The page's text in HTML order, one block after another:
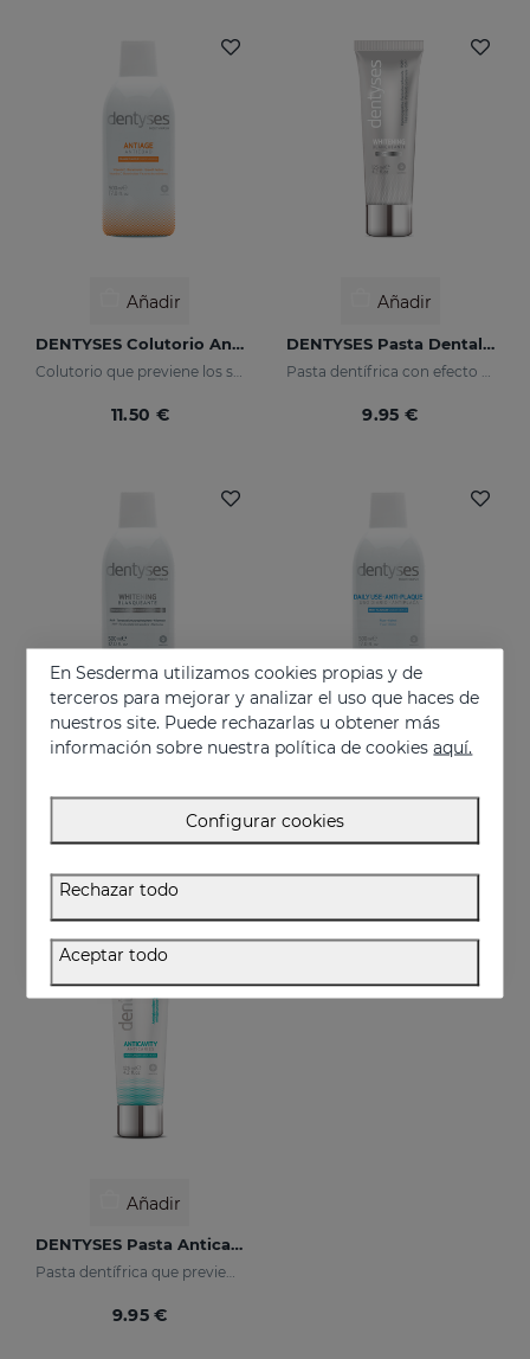
Añadir
DENTYSES Colutorio Antiedad
11.50 €
Añadir
DENTYSES Pasta Dental Blanqueante
9.95 €
Añadir
DENTYSES Colutorio Efecto Blanqueante
Colutorio que reduce la aparición de la placa bacteriana
Añadir
Añadir
DENTYSES Pasta Anticaries
Pasta dentífrica que previene la aparición de caries
9.95 €
En Sesderma utilizamos cookies propias y de
terceros para mejorar y analizar el uso que haces de
nuestros site. Puede rechazarlas u obtener más
información sobre nuestra política de cookiesaquí.
Configurar cookies
Rechazar todo
Aceptar todo